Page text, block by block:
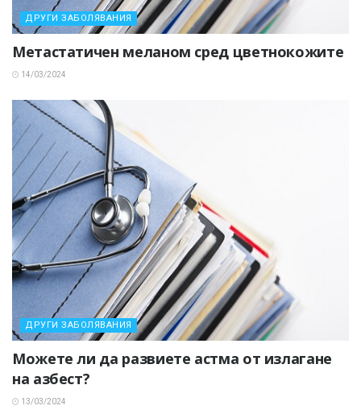
ДРУГИ ЗАБОЛЯВАНИЯ
Метастатичен меланом сред цветнокожите
14/03/2024
ДРУГИ ЗАБОЛЯВАНИЯ
Можете ли да развиете астма от излагане
на азбест?
13/03/2024